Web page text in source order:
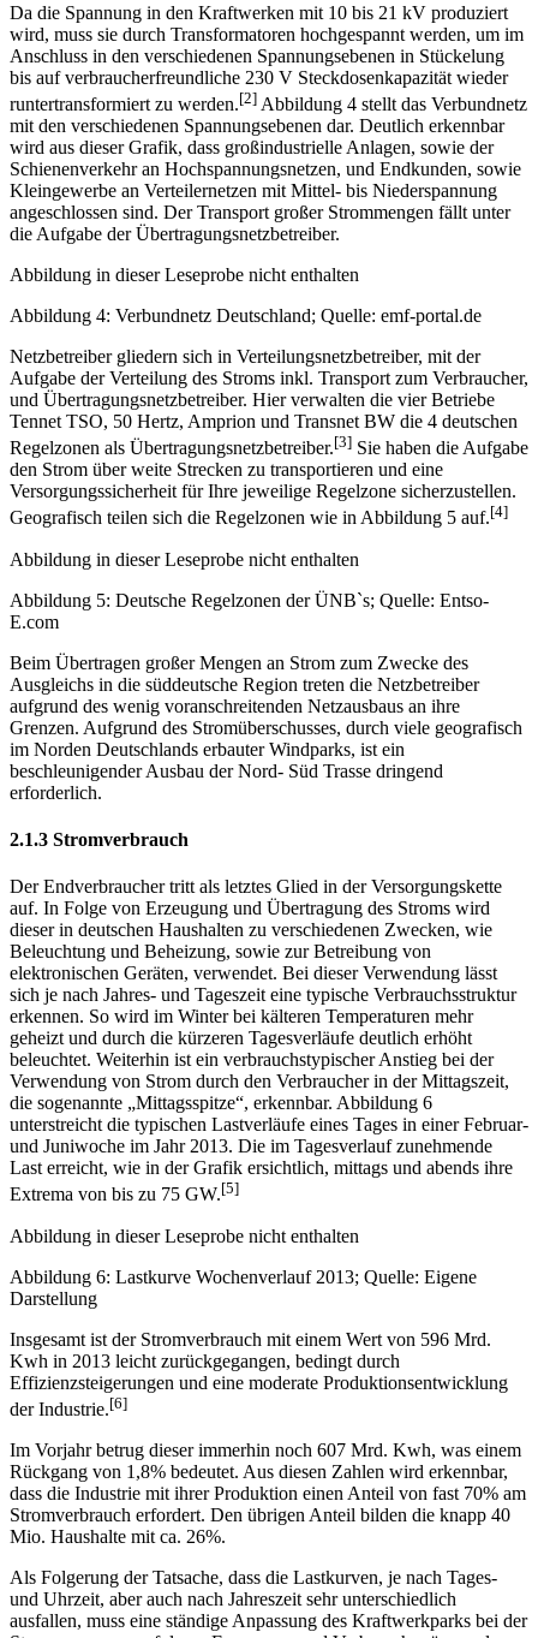
Da die Spannung in den Kraftwerken mit 10 bis 21 kV produziert
wird, muss sie durch Transformatoren hochgespannt werden, um im
Anschluss in den verschiedenen Spannungsebenen in Stückelung
bis auf verbraucherfreundliche 230 V Steckdosenkapazität wieder
runtertransformiert zu werden.[2] Abbildung 4 stellt das Verbundnetz
mit den verschiedenen Spannungsebenen dar. Deutlich erkennbar
wird aus dieser Grafik, dass großindustrielle Anlagen, sowie der
Schienenverkehr an Hochspannungsnetzen, und Endkunden, sowie
Kleingewerbe an Verteilernetzen mit Mittel- bis Niederspannung
angeschlossen sind. Der Transport großer Strommengen fällt unter
die Aufgabe der Übertragungsnetzbetreiber.
Abbildung in dieser Leseprobe nicht enthalten
Abbildung 4: Verbundnetz Deutschland; Quelle: emf-portal.de
Netzbetreiber gliedern sich in Verteilungsnetzbetreiber, mit der
Aufgabe der Verteilung des Stroms inkl. Transport zum Verbraucher,
und Übertragungsnetzbetreiber. Hier verwalten die vier Betriebe
Tennet TSO, 50 Hertz, Amprion und Transnet BW die 4 deutschen
Regelzonen als Übertragungsnetzbetreiber.[3] Sie haben die Aufgabe
den Strom über weite Strecken zu transportieren und eine
Versorgungssicherheit für Ihre jeweilige Regelzone sicherzustellen.
Geografisch teilen sich die Regelzonen wie in Abbildung 5 auf.[4]
Abbildung in dieser Leseprobe nicht enthalten
Abbildung 5: Deutsche Regelzonen der ÜNB`s; Quelle: Entso-
E.com
Beim Übertragen großer Mengen an Strom zum Zwecke des
Ausgleichs in die süddeutsche Region treten die Netzbetreiber
aufgrund des wenig voranschreitenden Netzausbaus an ihre
Grenzen. Aufgrund des Stromüberschusses, durch viele geografisch
im Norden Deutschlands erbauter Windparks, ist ein
beschleunigender Ausbau der Nord- Süd Trasse dringend
erforderlich.
2.1.3 Stromverbrauch
Der Endverbraucher tritt als letztes Glied in der Versorgungskette
auf. In Folge von Erzeugung und Übertragung des Stroms wird
dieser in deutschen Haushalten zu verschiedenen Zwecken, wie
Beleuchtung und Beheizung, sowie zur Betreibung von
elektronischen Geräten, verwendet. Bei dieser Verwendung lässt
sich je nach Jahres- und Tageszeit eine typische Verbrauchsstruktur
erkennen. So wird im Winter bei kälteren Temperaturen mehr
geheizt und durch die kürzeren Tagesverläufe deutlich erhöht
beleuchtet. Weiterhin ist ein verbrauchstypischer Anstieg bei der
Verwendung von Strom durch den Verbraucher in der Mittagszeit,
die sogenannte „Mittagsspitze“, erkennbar. Abbildung 6
unterstreicht die typischen Lastverläufe eines Tages in einer Februar-
und Juniwoche im Jahr 2013. Die im Tagesverlauf zunehmende
Last erreicht, wie in der Grafik ersichtlich, mittags und abends ihre
Extrema von bis zu 75 GW.[5]
Abbildung in dieser Leseprobe nicht enthalten
Abbildung 6: Lastkurve Wochenverlauf 2013; Quelle: Eigene
Darstellung
Insgesamt ist der Stromverbrauch mit einem Wert von 596 Mrd.
Kwh in 2013 leicht zurückgegangen, bedingt durch
Effizienzsteigerungen und eine moderate Produktionsentwicklung
der Industrie.[6]
Im Vorjahr betrug dieser immerhin noch 607 Mrd. Kwh, was einem
Rückgang von 1,8% bedeutet. Aus diesen Zahlen wird erkennbar,
dass die Industrie mit ihrer Produktion einen Anteil von fast 70% am
Stromverbrauch erfordert. Den übrigen Anteil bilden die knapp 40
Mio. Haushalte mit ca. 26%.
Als Folgerung der Tatsache, dass die Lastkurven, je nach Tages-
und Uhrzeit, aber auch nach Jahreszeit sehr unterschiedlich
ausfallen, muss eine ständige Anpassung des Kraftwerkparks bei der